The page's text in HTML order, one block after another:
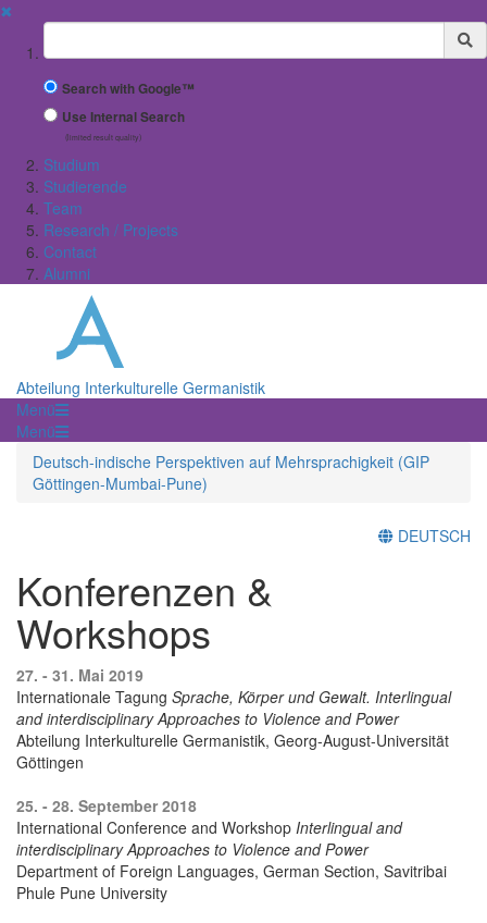
✖
Suchbegriff
Search with Google™
Use Internal Search
(limited result quality)
Studium
Studierende
Team
Research / Projects
Contact
Alumni
Abteilung Interkulturelle Germanistik
Menü
Menü
Deutsch-indische Perspektiven auf Mehrsprachigkeit (GIP
Göttingen-Mumbai-Pune)
DEUTSCH
Konferenzen &
Workshops
27. - 31. Mai 2019
Internationale Tagung Sprache, Körper und Gewalt. Interlingual
and interdisciplinary Approaches to Violence and Power
Abteilung Interkulturelle Germanistik, Georg-August-Universität
Göttingen
25. - 28. September 2018
International Conference and Workshop Interlingual and
interdisciplinary Approaches to Violence and Power
Department of Foreign Languages, German Section, Savitribai
Phule Pune University